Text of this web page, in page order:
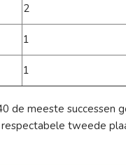
2
1
1
de meeste successen
tweede